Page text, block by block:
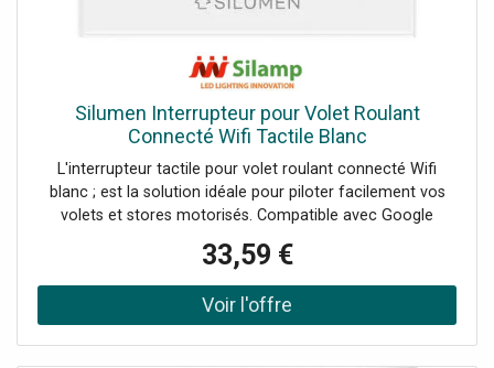
quand vous voulez. Il est également possible de l'utiliser
Google Home) pour ouvrir ou fermer vos volets au son de
votre voix via une commande vocale. Par exemple : "Alexa
ouvre les volets du salon." Attention : la version WIFI ne
nécessite pas l'utilisation d'une passerelle Zigbee. Veuillez
ne pas tenir compte des visuels incluant une passerelle
Zigbee.
Silumen Interrupteur pour Volet Roulant
Connecté Wifi Tactile Blanc
L'interrupteur tactile pour volet roulant connecté Wifi
blanc ; est la solution idéale pour piloter facilement vos
volets et stores motorisés. Compatible avec Google
pour une domotique simple et accessible. Caractéristiques
de l'Interrupteur pour Volet Roulant Connecté Wifi Tactile
Blanc Design épuré et élégant Avec sa finition en verre et
son style épuré, ce contrôleur tactile s'intégrera
33,59 €